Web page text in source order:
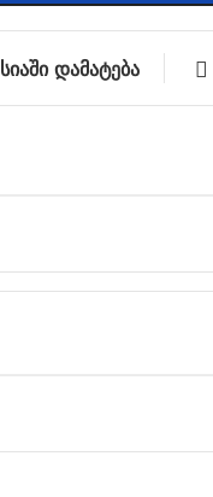
დამატება